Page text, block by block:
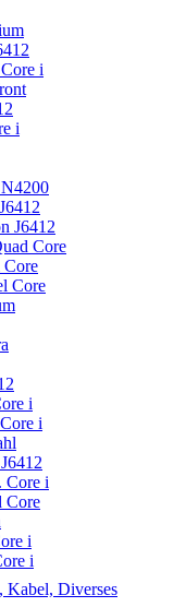
i
i
J6412
Core
Core
i
i
Core i
Core
i
i
Kabel, Diverses